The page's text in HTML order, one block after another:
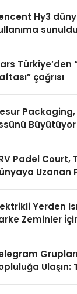
Hy3
sunuldu
Türkiye’den
çağrısı
Packaging,
Büyütüyor
Padel Court,
Uzanan
Yerden
Zeminler